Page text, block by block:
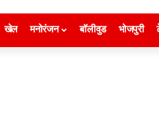
खेल मनोरंजन बॉलीवुड भोजपुरी